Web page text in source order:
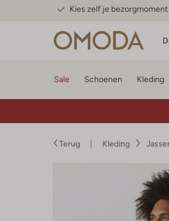
Kies zelf je bezorgmoment
Sale Schoenen Kleding
Terug Kleding